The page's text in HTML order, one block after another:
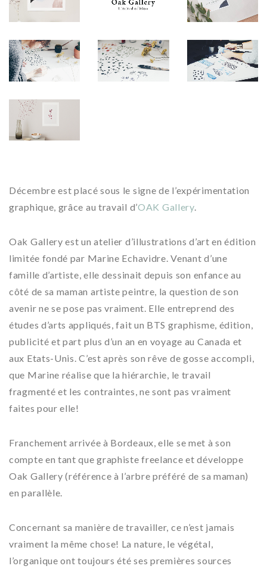
Décembre est placé sous le signe de l’expérimentation
graphique, grâce au travail d’OAK Gallery.
Oak Gallery est un atelier d’illustrations d’art en édition
limitée fondé par Marine Echavidre. Venant d’une
famille d’artiste, elle dessinait depuis son enfance au
côté de sa maman artiste peintre, la question de son
avenir ne se pose pas vraiment. Elle entreprend des
études d’arts appliqués, fait un BTS graphisme, édition,
publicité et part plus d’un an en voyage au Canada et
aux Etats-Unis. C’est après son rêve de gosse accompli,
que Marine réalise que la hiérarchie, le travail
fragmenté et les contraintes, ne sont pas vraiment
faites pour elle!
Franchement arrivée à Bordeaux, elle se met à son
compte en tant que graphiste freelance et développe
Oak Gallery (référence à l’arbre préféré de sa maman)
en parallèle.
Concernant sa manière de travailler, ce n’est jamais
vraiment la même chose! La nature, le végétal,
l’organique ont toujours été ses premières sources